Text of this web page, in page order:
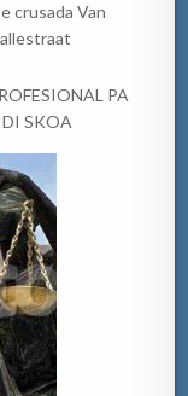
crusada Van
PA
DI SKOA